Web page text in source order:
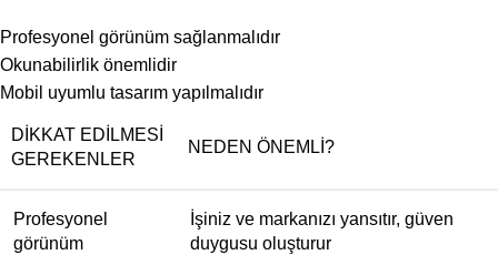
Profesyonel görünüm sağlanmalıdır
Okunabilirlik önemlidir
Mobil uyumlu tasarım yapılmalıdır
DIKKAT EDILMESI
GEREKENLER
NEDEN ÖNEMLI?
Profesyonel
görünüm
İşiniz ve markanızı yansıtır, güven
duygusu oluşturur